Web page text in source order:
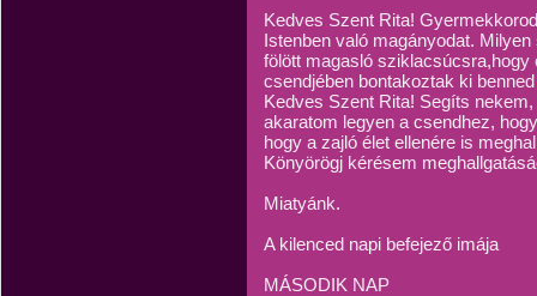
Kedves Szent Rita!
Istenben való magányodat.
fölött magasló sziklacsúcsra,hogy
csendjében bontakoztak ki
Kedves Szent Rita! Segíts
akaratom legyen a csendhez,
hogy a zajló élet ellenére is
Könyörögj kérésem
Miatyánk.
A kilenced napi befejező imája
MÁSODIK NAP